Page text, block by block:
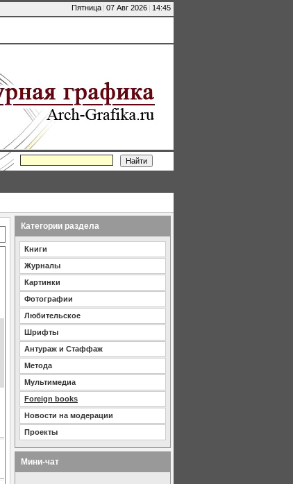
Пятница | 07 Авг 2026 | 14:45
Категории раздела
Книги
Журналы
Картинки
Фотографии
Любительское
Шрифты
Антураж и Стаффаж
Метода
Мультимедиа
Foreign books
Новости на модерации
Проекты
Мини-чат